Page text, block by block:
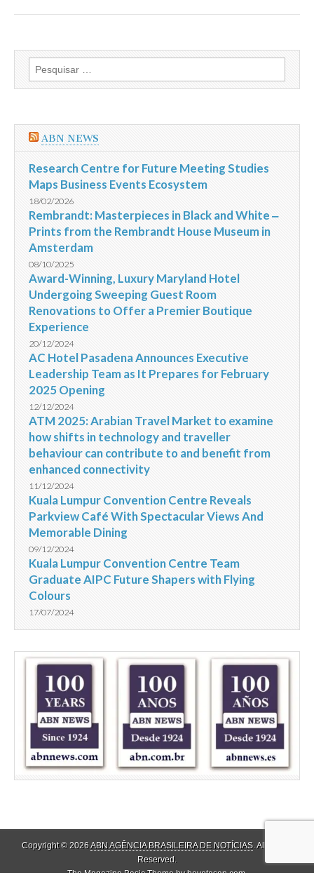
dos
Presépios
de
de
Pesquisar
por:
ABN NEWS
Research Centre for Future Meeting Studies
Maps Business Events Ecosystem
18/02/2026
Rembrandt: Masterpieces in Black and White ‒
Prints from the Rembrandt House Museum in
Amsterdam
08/10/2025
Award-Winning, Luxury Maryland Hotel
Undergoing Sweeping Guest Room
Renovations to Offer a Premier Boutique
Experience
20/12/2024
AC Hotel Pasadena Announces Executive
Leadership Team as It Prepares for February
2025 Opening
12/12/2024
ATM 2025: Arabian Travel Market to examine
how shifts in technology and traveller
behaviour can contribute to and benefit from
enhanced connectivity
11/12/2024
Kuala Lumpur Convention Centre Reveals
Parkview Café With Spectacular Views And
Memorable Dining
09/12/2024
Kuala Lumpur Convention Centre Team
Graduate AIPC Future Shapers with Flying
Colours
17/07/2024
Copyright © 2026ABN AGÊNCIA BRASILEIRA DE NOTÍCIAS. All Rights
Reserved.
The Magazine Basic Theme bybavotasan.com.